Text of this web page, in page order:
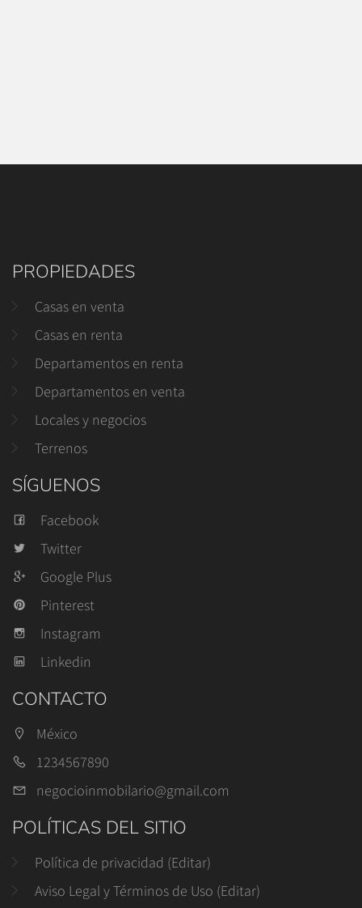
PROPIEDADES
Casas en venta
Casas en renta
Departamentos en renta
Departamentos en venta
Locales y negocios
Terrenos
SÍGUENOS
Facebook
Twitter
Google Plus
Pinterest
Instagram
Linkedin
CONTACTO
México
1234567890
negocioinmobilario@gmail.com
POLÍTICAS DEL SITIO
Política de privacidad (Editar)
Aviso Legal y Términos de Uso (Editar)